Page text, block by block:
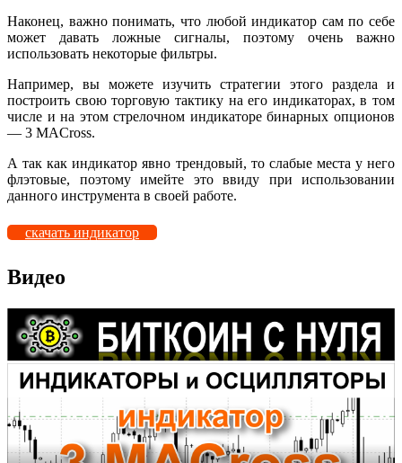
Наконец, важно понимать, что любой индикатор сам по себе
может давать ложные сигналы, поэтому очень важно
использовать некоторые фильтры.
Например, вы можете изучить стратегии этого раздела и
построить свою торговую тактику на его индикаторах, в том
числе и на этом стрелочном индикаторе бинарных опционов
— 3 МАCross.
А так как индикатор явно трендовый, то слабые места у него
флэтовые, поэтому имейте это ввиду при использовании
данного инструмента в своей работе.
скачать индикатор
Видео